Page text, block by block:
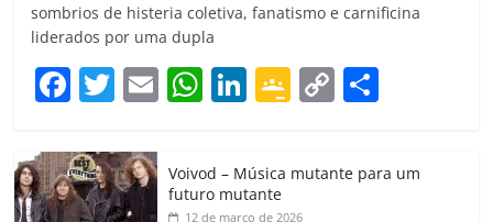
sombrios de histeria coletiva, fanatismo e carnificina
liderados por uma dupla
F
c
e
T
itt
er
E
ai
W
at
s
Li
k
e
G
gl
C
y p
Voivod – Música mutante para um
futuro mutante
12 de março de 2026